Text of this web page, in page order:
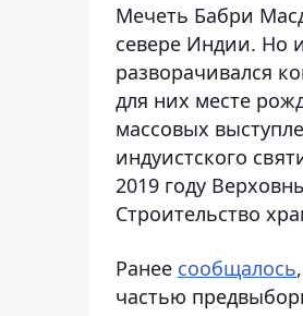
Мечеть Бабри
севере Индии. Но
разворачивался
для них месте
массовых
индуистского
2019 году
Строительство
Ранее сообщалось
частью